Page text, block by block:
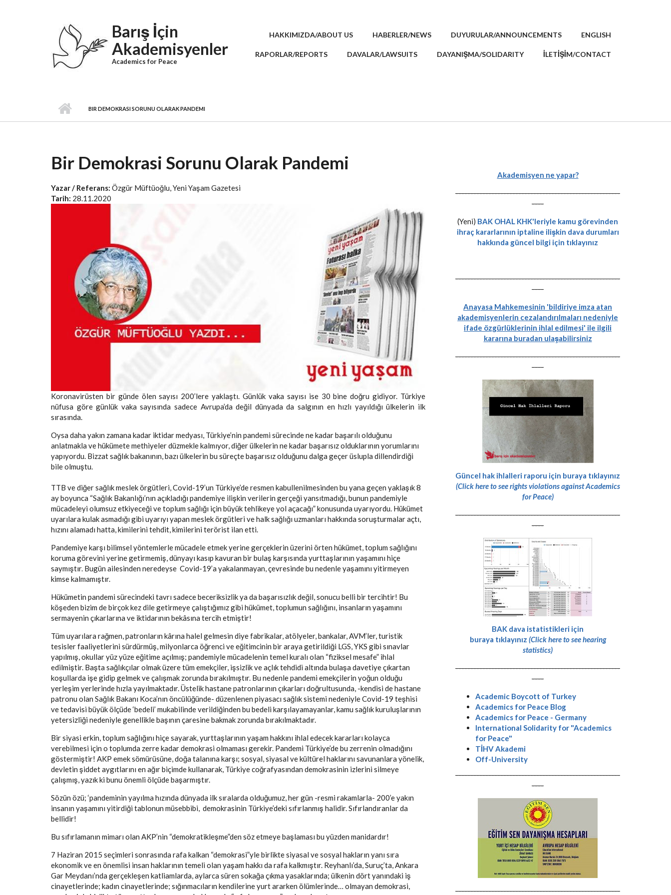
Barış İçin
Akademisyenler
Academics for Peace
HAKKIMIZDA/ABOUT US HABERLER/NEWS DUYURULAR/ANNOUNCEMENTS ENGLISH
RAPORLAR/REPORTS DAVALAR/LAWSUITS DAYANIŞMA/SOLIDARITY İLETİŞİM/CONTACT
BIR DEMOKRASI SORUNU OLARAK PANDEMI
Bir Demokrasi Sorunu Olarak Pandemi
Yazar / Referans: Özgür Müftüoğlu, Yeni Yaşam Gazetesi
Tarih: 28.11.2020
Koronavirüsten bir günde ölen sayısı 200’lere yaklaştı. Günlük vaka sayısı ise 30 bine doğru gidiyor. Türkiye
nüfusa göre günlük vaka sayısında sadece Avrupa’da değil dünyada da salgının en hızlı yayıldığı ülkelerin ilk
sırasında.
Oysa daha yakın zamana kadar iktidar medyası, Türkiye’nin pandemi sürecinde ne kadar başarılı olduğunu
anlatmakla ve hükümete methiyeler düzmekle kalmıyor, diğer ülkelerin ne kadar başarısız olduklarının yorumlarını
yapıyordu. Bizzat sağlık bakanının, bazı ülkelerin bu süreçte başarısız olduğunu dalga geçer üslupla dillendirdiği
bile olmuştu.
TTB ve diğer sağlık meslek örgütleri, Covid-19’un Türkiye’de resmen kabullenilmesinden bu yana geçen yaklaşık 8
ay boyunca “Sağlık Bakanlığı’nın açıkladığı pandemiye ilişkin verilerin gerçeği yansıtmadığı, bunun pandemiyle
mücadeleyi olumsuz etkiyeceği ve toplum sağlığı için büyük tehlikeye yol açacağı” konusunda uyarıyordu. Hükümet
uyarılara kulak asmadığı gibi uyarıyı yapan meslek örgütleri ve halk sağlığı uzmanları hakkında soruşturmalar açtı,
hızını alamadı hatta, kimilerini tehdit, kimilerini terörist ilan etti.
Pandemiye karşı bilimsel yöntemlerle mücadele etmek yerine gerçeklerin üzerini örten hükümet, toplum sağlığını
koruma görevini yerine getirmemiş, dünyayı kasıp kavuran bir bulaş karşısında yurttaşlarının yaşamını hiçe
saymıştır. Bugün ailesinden neredeyse Covid-19’a yakalanmayan, çevresinde bu nedenle yaşamını yitirmeyen
kimse kalmamıştır.
Hükümetin pandemi sürecindeki tavrı sadece beceriksizlik ya da başarısızlık değil, sonucu belli bir tercihtir! Bu
köşeden bizim de birçok kez dile getirmeye çalıştığımız gibi hükümet, toplumun sağlığını, insanların yaşamını
sermayenin çıkarlarına ve iktidarının bekâsına tercih etmiştir!
Tüm uyarılara rağmen, patronların kârına halel gelmesin diye fabrikalar, atölyeler, bankalar, AVM’ler, turistik
tesisler faaliyetlerini sürdürmüş, milyonlarca öğrenci ve eğitimcinin bir araya getirildiği LGS, YKS gibi sınavlar
yapılmış, okullar yüz yüze eğitime açılmış; pandemiyle mücadelenin temel kuralı olan “fiziksel mesafe” ihlal
edilmiştir. Başta sağlıkçılar olmak üzere tüm emekçiler, işsizlik ve açlık tehdidi altında bulaşa davetiye çıkartan
koşullarda işe gidip gelmek ve çalışmak zorunda bırakılmıştır. Bu nedenle pandemi emekçilerin yoğun olduğu
yerleşim yerlerinde hızla yayılmaktadır. Üstelik hastane patronlarının çıkarları doğrultusunda, -kendisi de hastane
patronu olan Sağlık Bakanı Koca’nın öncülüğünde- düzenlenen piyasacı sağlık sistemi nedeniyle Covid-19 teşhisi
ve tedavisi büyük ölçüde ‘bedeli’ mukabilinde verildiğinden bu bedeli karşılayamayanlar, kamu sağlık kuruluşlarının
yetersizliği nedeniyle genellikle başının çaresine bakmak zorunda bırakılmaktadır.
Bir siyasi erkin, toplum sağlığını hiçe sayarak, yurttaşlarının yaşam hakkını ihlal edecek kararları kolayca
verebilmesi için o toplumda zerre kadar demokrasi olmaması gerekir. Pandemi Türkiye’de bu zerrenin olmadığını
göstermiştir! AKP emek sömürüsüne, doğa talanına karşı; sosyal, siyasal ve kültürel haklarını savunanlara yönelik,
devletin şiddet aygıtlarını en ağır biçimde kullanarak, Türkiye coğrafyasından demokrasinin izlerini silmeye
çalışmış, yazık ki bunu önemli ölçüde başarmıştır.
Sözün özü; ‘pandeminin yayılma hızında dünyada ilk sıralarda olduğumuz, her gün -resmi rakamlarla- 200’e yakın
insanın yaşamını yitirdiği tablonun müsebbibi, demokrasinin Türkiye’deki sıfırlanmış halidir. Sıfırlandıranlar da
bellidir!
Bu sıfırlamanın mimarı olan AKP’nin “demokratikleşme”den söz etmeye başlaması bu yüzden manidardır!
7 Haziran 2015 seçimleri sonrasında rafa kalkan “demokrasi”yle birlikte siyasal ve sosyal hakların yanı sıra
ekonomik ve en önemlisi insan haklarının temeli olan yaşam hakkı da rafa kalkmıştır. Reyhanlı’da, Suruç’ta, Ankara
Gar Meydanı’nda gerçekleşen katliamlarda, aylarca süren sokağa çıkma yasaklarında; ülkenin dört yanındaki iş
cinayetlerinde; kadın cinayetlerinde; sığınmacıların kendilerine yurt ararken ölümlerinde… olmayan demokrasi,
Akademisyen ne yapar?
-------------------------------------------------------
----
(Yeni) BAK OHAL KHK'leriyle kamu görevinden
ihraç kararlarının iptaline ilişkin dava durumları
hakkında güncel bilgi için tıklayınız
-------------------------------------------------------
----
Anayasa Mahkemesinin 'bildiriye imza atan
akademisyenlerin cezalandırılmaları nedeniyle
ifade özgürlüklerinin ihlal edilmesi' ile ilgili
kararına buradan ulaşabilirsiniz
-------------------------------------------------------
----
Güncel hak ihlalleri raporu için buraya tıklayınız
(Click here to see rights violations against Academics
for Peace)
-------------------------------------------------------
----
BAK dava istatistikleri için
buraya tıklayınız (Click here to see hearing
statistics)
-------------------------------------------------------
----
Academic Boycott of Turkey
Academics for Peace Blog
Academics for Peace - Germany
International Solidarity for "Academics
for Peace"
TİHV Akademi
Off-University
-------------------------------------------------------
----
-------------------------------------------------------